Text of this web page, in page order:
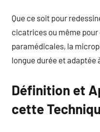
Que ce soit pour
cicatrices ou même
paramédicales, la
longue durée et
Définition et
cette